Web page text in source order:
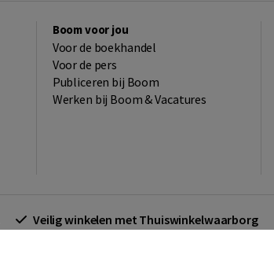
Boom voor jou
Voor de boekhandel
Voor de pers
Publiceren bij Boom
Werken bij Boom & Vacatures
Veilig winkelen met Thuiswinkelwaarborg